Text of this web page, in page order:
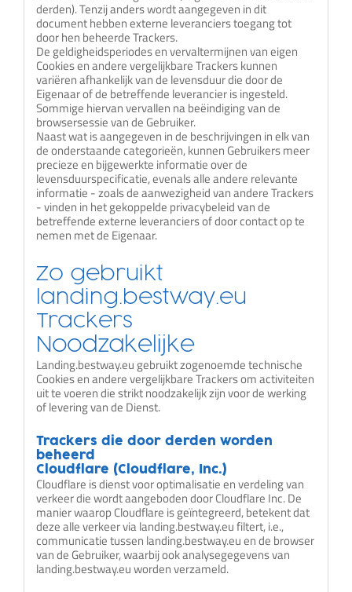
derden). Tenzij anders wordt aangegeven in dit
document hebben externe leveranciers toegang tot
door hen beheerde Trackers.
De geldigheidsperiodes en vervaltermijnen van eigen
Cookies en andere vergelijkbare Trackers kunnen
variëren afhankelijk van de levensduur die door de
Eigenaar of de betreffende leverancier is ingesteld.
Sommige hiervan vervallen na beëindiging van de
browsersessie van de Gebruiker.
Naast wat is aangegeven in de beschrijvingen in elk van
de onderstaande categorieën, kunnen Gebruikers meer
precieze en bijgewerkte informatie over de
levensduurspecificatie, evenals alle andere relevante
informatie - zoals de aanwezigheid van andere Trackers
- vinden in het gekoppelde privacybeleid van de
betreffende externe leveranciers of door contact op te
nemen met de Eigenaar.
Zo gebruikt
landing.bestway.eu
Trackers
Noodzakelijke
Landing.bestway.eu gebruikt zogenoemde technische
Cookies en andere vergelijkbare Trackers om activiteiten
uit te voeren die strikt noodzakelijk zijn voor de werking
of levering van de Dienst.
Trackers die door derden worden
beheerd
Cloudflare (Cloudflare, Inc.)
Cloudflare is dienst voor optimalisatie en verdeling van
verkeer die wordt aangeboden door Cloudflare Inc. De
manier waarop Cloudflare is geïntegreerd, betekent dat
deze alle verkeer via landing.bestway.eu filtert, i.e.,
communicatie tussen landing.bestway.eu en de browser
van de Gebruiker, waarbij ook analysegegevens van
landing.bestway.eu worden verzameld.